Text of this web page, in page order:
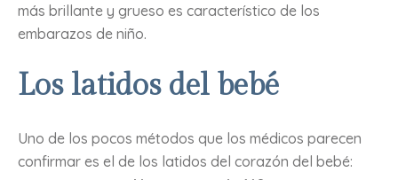
más brillante y grueso es característico de los
embarazos de niño.
Los latidos del bebé
Uno de los pocos métodos que los médicos parecen
confirmar es el de los latidos del corazón del bebé: